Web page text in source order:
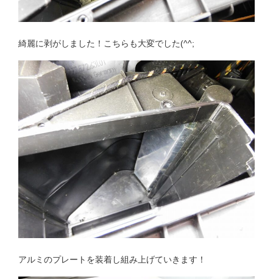
綺麗に剥がしました！こちらも大変でした(^^;
アルミのプレートを装着し組み上げていきます！